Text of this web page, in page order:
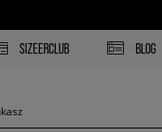
SIZEERCLUB BLOG